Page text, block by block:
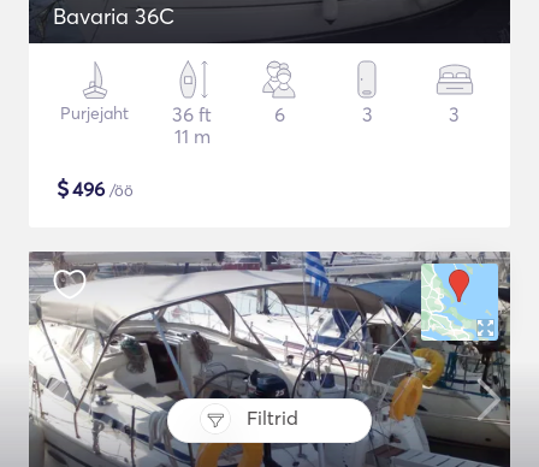
Filtrid
Bavaria 36C
Purjejaht
36 ft
11 m
6 3 3
$496 /öö